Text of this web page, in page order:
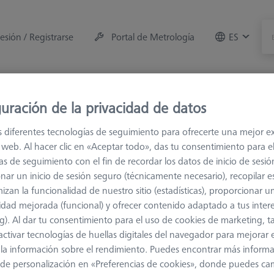
/ Registrarse Portal de Metrología ES
Sin Hilo
sin rosca se utilizan para medir las características más
o en un elemento de conexión.
de la privacidad de datos
diferentes tecnologías de seguimiento para ofrecerte una mejor
Al hacer clic en «Aceptar todo», das tu consentimiento para
de seguimiento con el fin de recordar los datos de inicio de
un inicio de sesión seguro (técnicamente necesario), recopilar
la funcionalidad de nuestro sitio (estadísticas), proporcionar
mejorada (funcional) y ofrecer contenido adaptado a tus
Al dar tu consentimiento para el uso de cookies de marketing,
tecnologías de huellas digitales del navegador para mejorar
información sobre el rendimiento. Puedes encontrar más
personalización en «Preferencias de cookies», donde puedes